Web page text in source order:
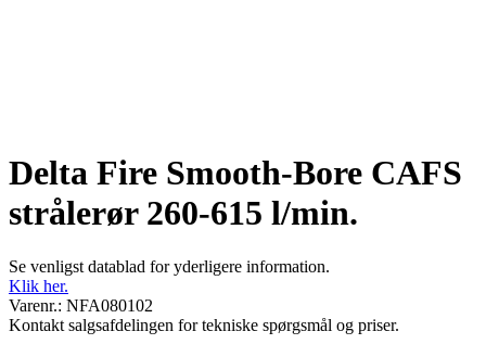
Delta Fire Smooth-Bore CAFS
strålerør 260-615 l/min.
Se venligst datablad for yderligere information.
Klik her.
Varenr.: NFA080102
Kontakt salgsafdelingen for tekniske spørgsmål og priser.